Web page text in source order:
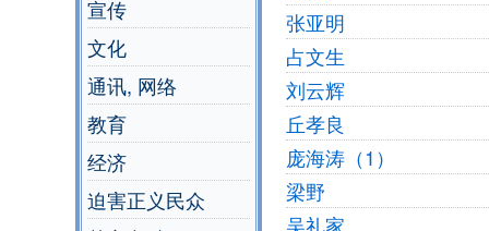
宣传
文化
通讯, 网络
教育
经济
迫害正义民众
张亚明
占文生
刘云辉
丘孝良
庞海涛（1）
梁野
吴礼家